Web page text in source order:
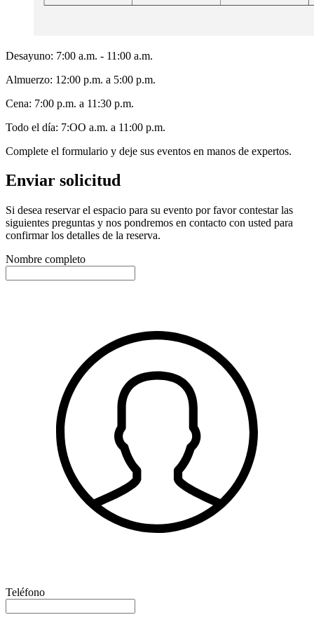
Desayuno: 7:00 a.m. - 11:00 a.m.
Almuerzo: 12:00 p.m. a 5:00 p.m.
Cena: 7:00 p.m. a 11:30 p.m.
Todo el día: 7:OO a.m. a 11:00 p.m.
Complete el formulario y deje sus eventos en manos de expertos.
Enviar solicitud
Si desea reservar el espacio para su evento por favor contestar las
siguientes preguntas y nos pondremos en contacto con usted para
confirmar los detalles de la reserva.
Nombre completo
Teléfono